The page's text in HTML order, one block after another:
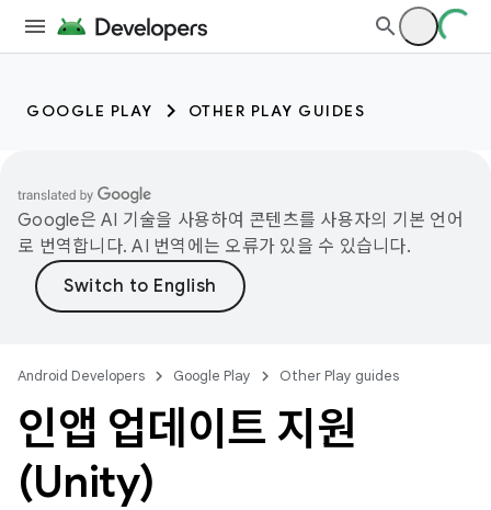
GOOGLE PLAY OTHER PLAY GUIDES
Google은 AI 기술을 사용하여 콘텐츠를 사용자의 기본 언어
로 번역합니다. AI 번역에는 오류가 있을 수 있습니다.
Android Developers Google Play Other Play guides
인앱 업데이트 지원
(Unity)